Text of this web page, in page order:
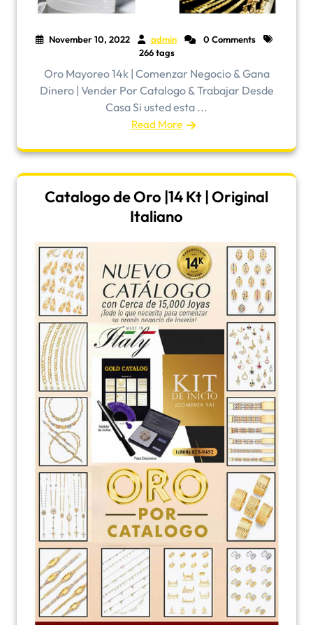
November 10, 2022 admin
0 Comments
266 tags
Oro Mayoreo 14k | Comenzar Negocio & Gana
Dinero | Vender Por Catalogo & Trabajar Desde
Casa Si usted esta ...
Read More
Catalogo de Oro |14 Kt | Original
Italiano